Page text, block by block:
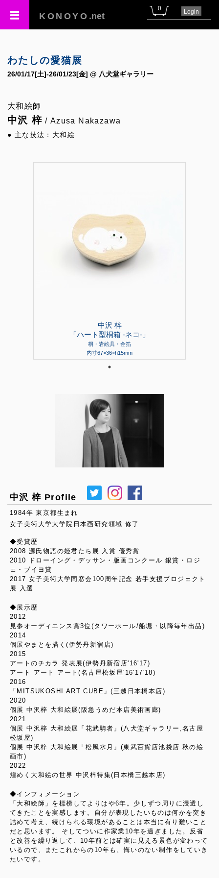
KONOYO .net
0 Login
わたしの愛猫展
26/01/17[土]-26/01/23[金] @ 八犬堂ギャラリー
大和絵師
中沢 梓 / Azusa Nakazawa
● 主な技法：大和絵
中沢 梓
「ハート型桐箱 -ネコ-」
桐・岩絵具・金箔
内寸67×36×h15mm
中沢 梓 Profile
1984年 東京都生まれ
女子美術大学大学院日本画研究領域 修了
◆受賞歴
2008 源氏物語の姫君たち展 入賞 優秀賞
2010 ドローイング・デッサン・版画コンクール 銀賞・ロジ
ェ・ブイヨ賞
2017 女子美術大学同窓会100周年記念 若手支援プロジェクト
展 入選
◆展示歴
2012
見参オーディエンス賞3位(タワーホール/船堀・以降毎年出品)
2014
個展やまとを描く(伊勢丹新宿店)
2015
アートのチカラ 発表展(伊勢丹新宿店'16'17)
アート アート アート(名古屋松坂屋'16'17'18)
2016
「MITSUKOSHI ART CUBE」(三越日本橋本店)
2020
個展 中沢梓 大和絵展(阪急うめだ本店美術画廊)
2021
個展 中沢梓 大和絵展「花武騎者」(八犬堂ギャラリー,名古屋
松坂屋)
個展 中沢梓 大和絵展「松風水月」(東武百貨店池袋店 秋の絵
画市)
2022
煌めく大和絵の世界 中沢梓特集(日本橋三越本店)
◆インフォメーション
「大和絵師」を標榜してよりはや6年。少しずつ周りに浸透し
てきたことを実感します。自分が表現したいものは何かを突き
詰めて考え、続けられる環境があることは本当に有り難いこと
だと思います。 そしてついに作家業10年を過ぎました。反省
と改善を繰り返して、10年前とは確実に見える景色が変わって
いるので、またこれからの10年も、悔いのない制作をしていき
たいです。